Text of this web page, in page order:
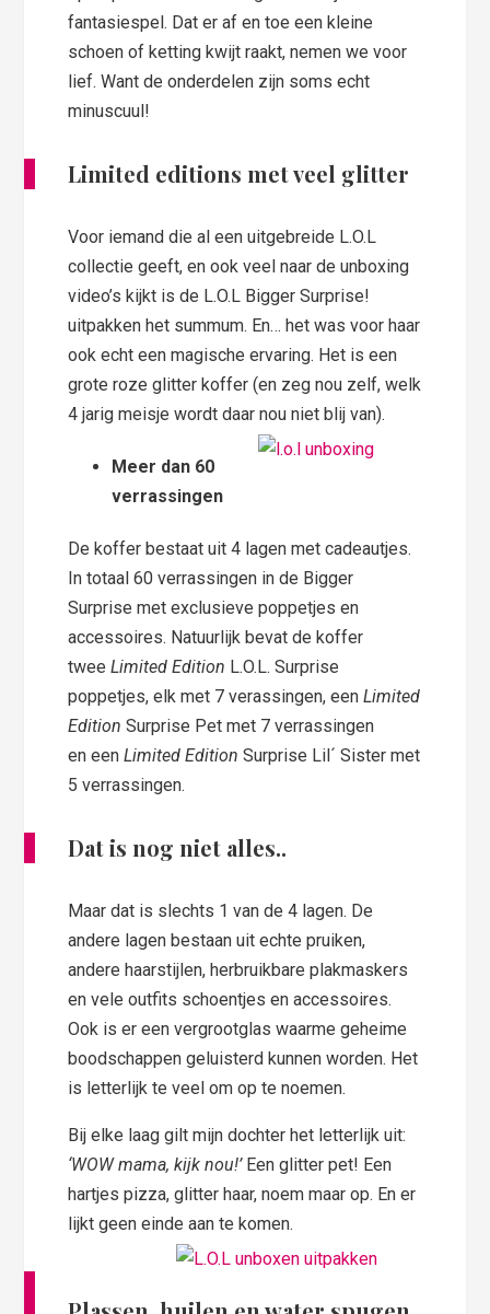
fantasiespel. Dat er af en toe een kleine
schoen of ketting kwijt raakt, nemen we voor
lief. Want de onderdelen zijn soms echt
minuscuul!
Limited editions met veel glitter
Voor iemand die al een uitgebreide L.O.L
collectie geeft, en ook veel naar de unboxing
video’s kijkt is de L.O.L Bigger Surprise!
uitpakken het summum. En… het was voor haar
ook echt een magische ervaring. Het is een
grote roze glitter koffer (en zeg nou zelf, welk
4 jarig meisje wordt daar nou niet blij van).
Meer dan 60
verrassingen
De koffer bestaat uit 4 lagen met cadeautjes.
In totaal 60 verrassingen in de Bigger
Surprise met exclusieve poppetjes en
accessoires. Natuurlijk bevat de koffer
tweeLimited Edition L.O.L. Surprise
poppetjes, elk met 7 verassingen, eenLimited
EditionSurprise Pet met 7 verrassingen
en eenLimited EditionSurprise Lil´ Sister met
5 verrassingen.
Dat is nog niet alles..
Maar dat is slechts 1 van de 4 lagen. De
andere lagen bestaan uit echte pruiken,
andere haarstijlen, herbruikbare plakmaskers
en vele outfits schoentjes en accessoires.
Ook is er een vergrootglas waarme geheime
boodschappen geluisterd kunnen worden. Het
is letterlijk te veel om op te noemen.
Bij elke laag gilt mijn dochter het letterlijk uit:
‘WOW mama, kijk nou!’Een glitter pet! Een
hartjes pizza, glitter haar, noem maar op. En er
lijkt geen einde aan te komen.